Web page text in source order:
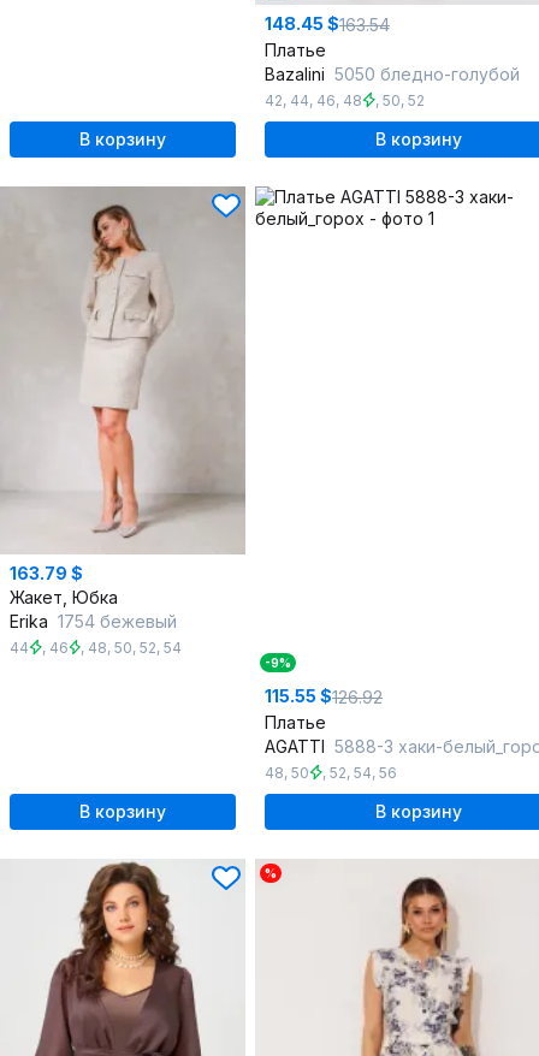
В корзину
148.45 $163.54
Платье
Bazalini 5050 бледно-голубой
42, 44, 46, 48 , 50, 52
В корзину
163.79 $
Жакет, Юбка
Erika 1754 бежевый
44 , 46 , 48, 50, 52, 54
В корзину
-9%
115.55 $126.92
Платье
AGATTI 5888-3 хаки-
48, 50 , 52, 54, 56
В корзину
%